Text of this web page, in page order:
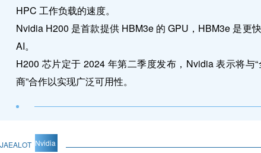
HPC 工作负载的速度。
Nvidia H200 是首款提供 HBM3e 的 GPU，HBM3e 是更
AI。
H200 芯片定于 2024 年第二季度发布，Nvidia 表示将与
商”合作以实现广泛可用性。
JAEALOT Nvidia